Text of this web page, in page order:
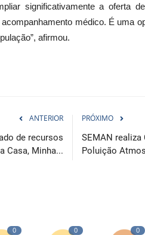
significativamente a oferta
médico. É uma
afirmou.
ANTERIOR
de recursos
Casa, Minha...
PRÓXIMO
SEMAN realiza
Poluição
0 0 0